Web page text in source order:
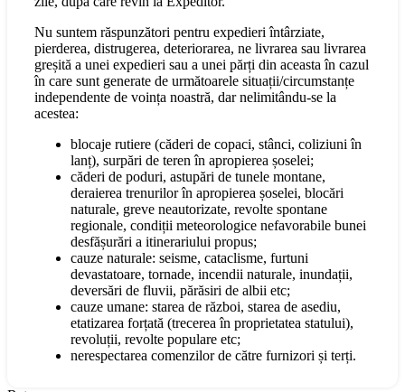
Nu suntem răspunzători pentru expedieri întârziate,
pierderea, distrugerea, deteriorarea, ne livrarea sau livrarea
greșită a unei expedieri sau a unei părți din aceasta în cazul
în care sunt generate de următoarele situații/circumstanțe
independente de voința noastră, dar nelimitându-se la
acestea:
blocaje rutiere (căderi de copaci, stânci, coliziuni în
lanț), surpări de teren în apropierea șoselei;
căderi de poduri, astupări de tunele montane,
deraierea trenurilor în apropierea șoselei, blocări
naturale, greve neautorizate, revolte spontane
regionale, condiții meteorologice nefavorabile bunei
desfășurări a itinerariului propus;
cauze naturale: seisme, cataclisme, furtuni
devastatoare, tornade, incendii naturale, inundații,
deversări de fluvii, părăsiri de albii etc;
cauze umane: starea de război, starea de asediu,
etatizarea forțată (trecerea în proprietatea statului),
revoluții, revolte populare etc;
nerespectarea comenzilor de către furnizori și terți.